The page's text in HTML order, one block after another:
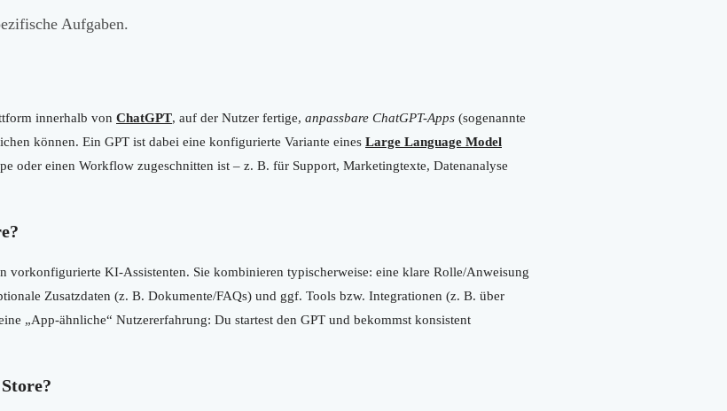
Aufgaben.
innerhalb von ChatGPT, auf der Nutzer fertige, anpassbare ChatGPT-Apps (sogenannte
können. Ein GPT ist dabei eine konfigurierte Variante eines Large Language Model
oder einen Workflow zugeschnitten ist – z. B. für Support, Marketingtexte, Datenanalyse
vorkonfigurierte KI-Assistenten. Sie kombinieren typischerweise: eine klare Rolle/Anweisung
Zusatzdaten (z. B. Dokumente/FAQs) und ggf. Tools bzw. Integrationen (z. B. über
„App-ähnliche“ Nutzererfahrung: Du startest den GPT und bekommst konsistent